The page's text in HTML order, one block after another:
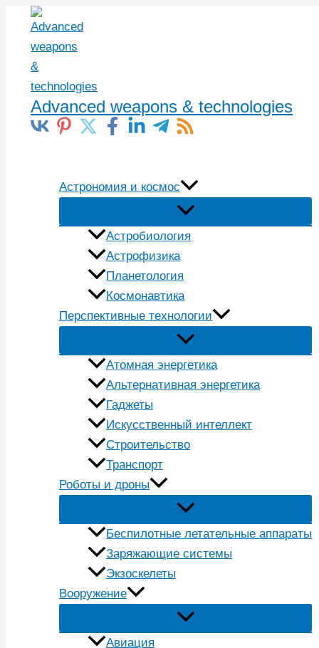
Перейти
содержимому
Advanced weapons & technologies
Астрономия и космос
Астробиология
Астрофизика
Планетология
Космонавтика
Перспективные технологии
Атомная энергетика
Альтернативная энергетика
Гаджеты
Искусственный интеллект
Строительство
Транспорт
Роботы и дроны
Беспилотные летательные аппараты
Заряжающие системы
Экзоскелеты
Вооружение
Авиация